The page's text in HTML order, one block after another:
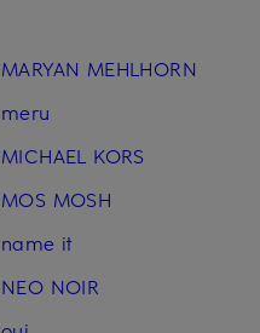
MARYAN MEHLHORN
meru
MICHAEL KORS
MOS MOSH
name it
NEO NOIR